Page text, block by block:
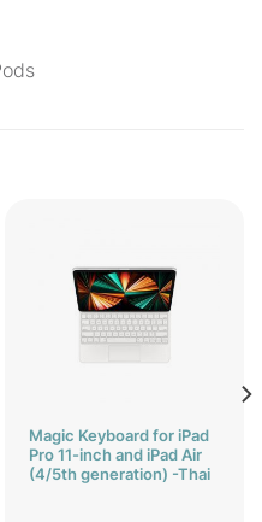
Magic Keyboard for iPad
Pro 11-inch and iPad Air
(4/5th generation) -Thai